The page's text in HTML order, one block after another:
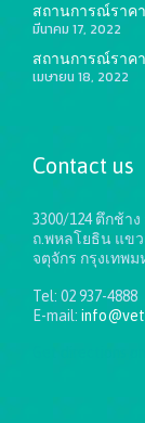
สถานการณ์ราคา
มีนาคม 17, 2022
สถานการณ์ราคา
เมษายน 18, 2022
Contact us
3300/124 ตึกช้า
ถ.พหลโยธิน แข
จตุจักร กรุงเทพม
Tel: 02 937-4888
E-mail: